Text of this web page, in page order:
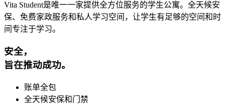
Vita Student是唯一一家提供全方位服务的学生公寓。全天候安
保、免费家政服务和私人学习空间，让学生有足够的空间和时
间专注于学习。
安全，
旨在推动成功。
账单全包
全天候安保和门禁